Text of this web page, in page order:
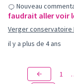
il y a plus de 4 ans
Nouveau
faudrait aller voir
Verger
1